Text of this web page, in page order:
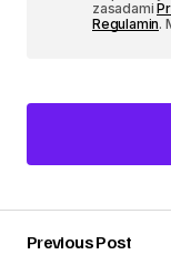
zasadami
Regulamin.
Previous Post